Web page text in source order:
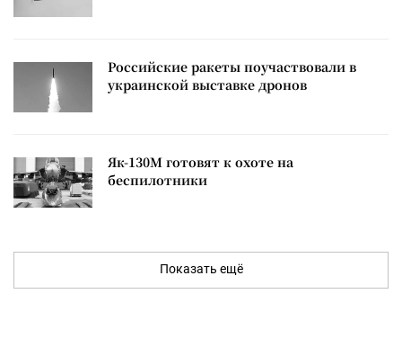
Российские ракеты поучаствовали в
украинской выставке дронов
Як-130М готовят к охоте на
беспилотники
Показать ещё